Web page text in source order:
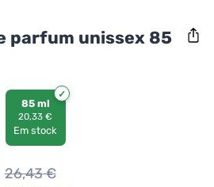
parfum unissex 85
85 ml
20,33 €
Em stock
26,43€